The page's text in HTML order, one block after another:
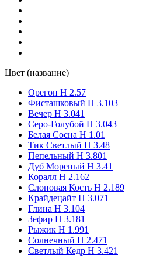
Kastanie 50420 Pullex Objekt-
Kastanie 50420 Pullex Plus-
Kiefer (53139) Lignovit Lasur
Kiefer (Lignovit Lasur -50%)
Larche (53138) Lignovit Lasur
LW 011 Weide Pullex 3in1 Lasur
LW 011 Weide Pullex High-Tech
Цвет (название)
Орегон Н 2.57
Фисташковый Н 3.103
Вечер Н 3.041
Серо-Голубой H 3.043
Белая Сосна Н 1.01
Тик Светлый Н 3.48
Пепельный H 3.801
Дуб Мореный Н 3.41
Коралл Н 2.162
Слоновая Кость Н 2.189
Крайдецайт Н 3.071
Глина Н 3.104
Зефир Н 3.181
Рыжик H 1.991
Солнечный Н 2.471
Светлый Кедр Н 3.421